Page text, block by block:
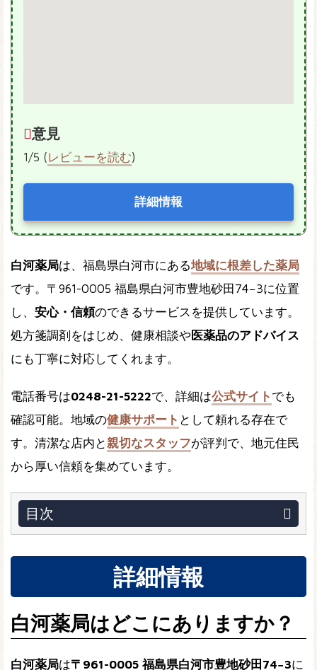
意見
1/5 (レビューを読む)
詳細情報
白河薬局は、福島県白河市にある地域に根差した薬局
です。〒961-0005 福島県白河市豊地砂田74−3に位置
し、 安心・信頼のできるサービスを提供しています。
処方箋調剤をはじめ、健康相談や医薬品のアドバイス
にも丁寧に対応してくれます。
電話番号は0248-21-5222で、詳細は公式サイト でも
確認可能。地域の健康サポート として頼れる存在で
す。清潔な店内と 親切なスタッフが評判で、地元住民
から厚い信頼を集めています。
目次
詳細情報
白河薬局はどこにありますか？
白河薬局は〒961-0005 福島県白河市豊地砂田74−3に